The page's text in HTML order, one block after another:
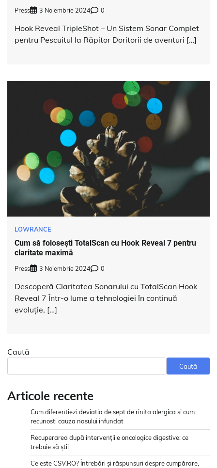
Press 3 Noiembrie 2024 0
Hook Reveal TripleShot – Un Sistem Sonar Complet
pentru Pescuitul la Răpitor Doritorii de aventuri […]
LOWRANCE
Cum să folosești TotalScan cu Hook Reveal 7 pentru
claritate maximă
Press 3 Noiembrie 2024 0
Descoperă Claritatea Sonarului cu TotalScan Hook
Reveal 7 Într-o lume a tehnologiei în continuă
evoluție, […]
Caută
Caută
Articole recente
Cum diferentiezi deviatia de sept de rinita alergica si cum
recunosti cauza nasului infundat
Recuperarea după intervențiile oncologice digestive: ce
trebuie să știi
Ce este CSV.RO? Întrebări și răspunsuri despre cumpărare,